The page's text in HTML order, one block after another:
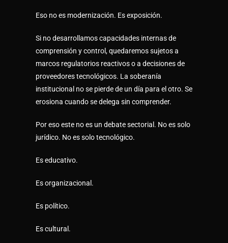
Eso no es modernización. Es exposición.
Si no desarrollamos capacidades internas de
comprensión y control, quedaremos sujetos a
marcos regulatorios reactivos o a decisiones de
proveedores tecnológicos. La soberanía
institucional no se pierde de un día para el otro. Se
erosiona cuando se delega sin comprender.
Por eso este no es un debate sectorial. No es solo
jurídico. No es solo tecnológico.
Es educativo.
Es organizacional.
Es político.
Es cultural.